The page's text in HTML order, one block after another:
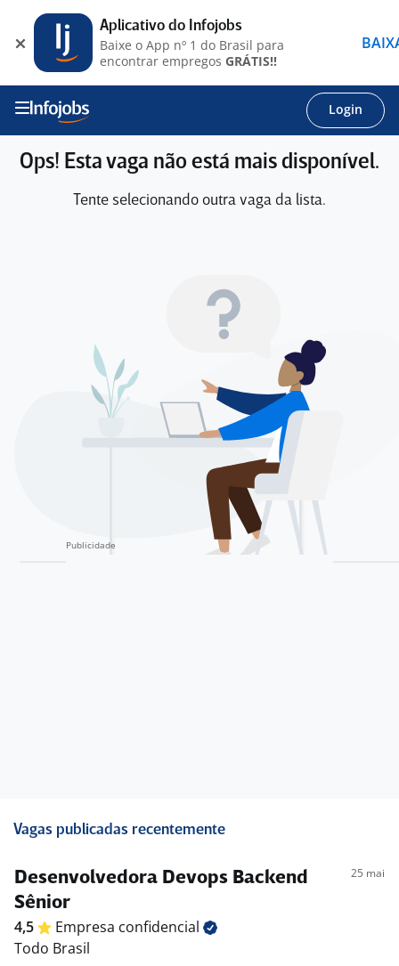
Login
Ops! Esta vaga não está mais disponível.
Tente selecionando outra vaga da lista.
Vagas publicadas recentemente
Desenvolvedora Devops Backend
Sênior
25 mai
4,5 Empresa confidencial
Todo Brasil
Aplicativo do Infojobs
Baixe o App nº 1 do Brasil para
encontrar empregos GRÁTIS!!